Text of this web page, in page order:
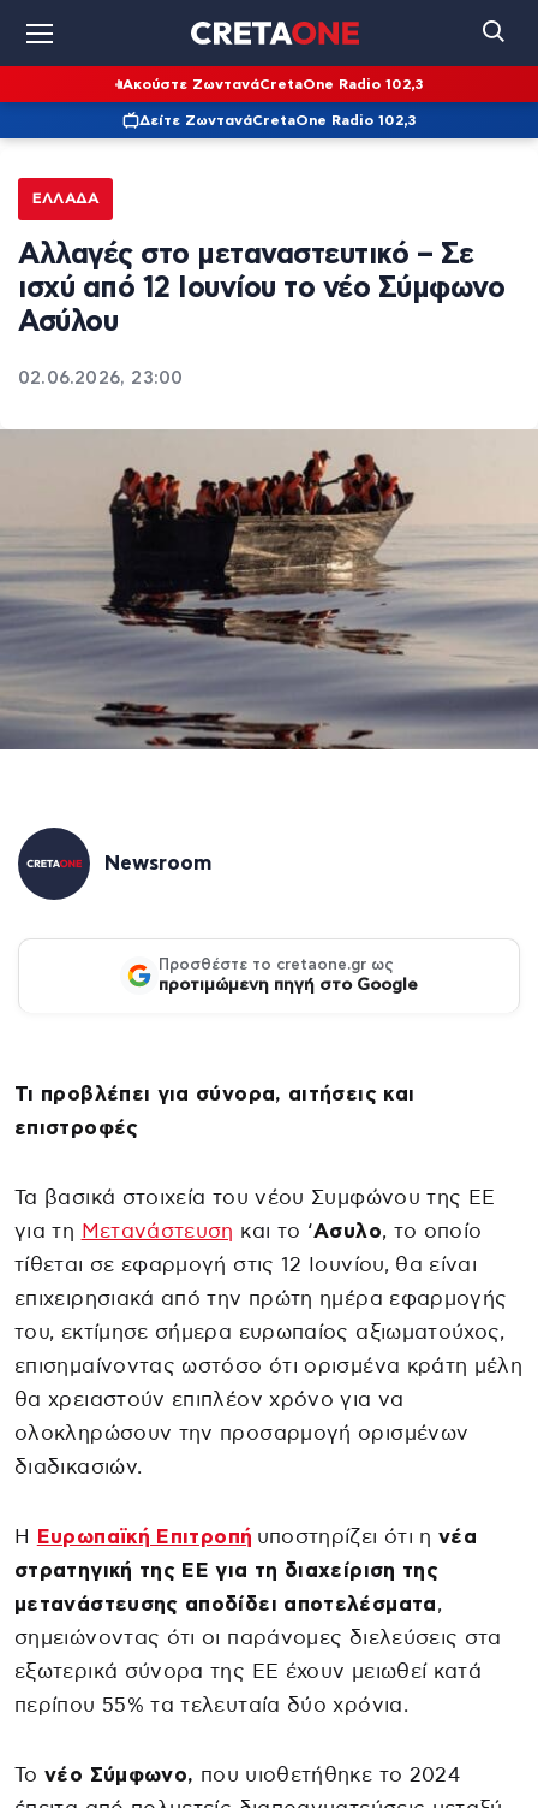
Ακούστε ΖωντανάCretaOne Radio 102,3
Δείτε ΖωντανάCretaOne Radio 102,3
ΕΛΛΆΔΑ
Αλλαγές στο μεταναστευτικό – Σε
ισχύ από 12 Ιουνίου το νέο Σύμφωνο
Ασύλου
02.06.2026, 23:00
Newsroom
Προσθέστε το cretaone.gr ως
προτιμώμενη πηγή στο Google
Τι προβλέπει για σύνορα, αιτήσεις και
επιστροφές
Τα βασικά στοιχεία του νέου Συμφώνου της ΕΕ
για τη Μετανάστευση και το ‘Ασυλο, το οποίο
τίθεται σε εφαρμογή στις 12 Ιουνίου, θα είναι
επιχειρησιακά από την πρώτη ημέρα εφαρμογής
του, εκτίμησε σήμερα ευρωπαίος αξιωματούχος,
επισημαίνοντας ωστόσο ότι ορισμένα κράτη μέλη
θα χρειαστούν επιπλέον χρόνο για να
ολοκληρώσουν την προσαρμογή ορισμένων
διαδικασιών.
Η Ευρωπαϊκή Επιτροπή υποστηρίζει ότι η νέα
στρατηγική της ΕΕ για τη διαχείριση της
μετανάστευσης αποδίδει αποτελέσματα,
σημειώνοντας ότι οι παράνομες διελεύσεις στα
εξωτερικά σύνορα της ΕΕ έχουν μειωθεί κατά
περίπου 55% τα τελευταία δύο χρόνια.
Τονέο Σύμφωνο, που υιοθετήθηκε το 2024